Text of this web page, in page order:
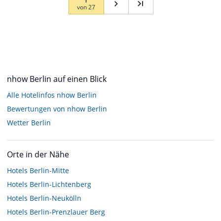
von27
nhow Berlin auf einen Blick
Alle Hotelinfos nhow Berlin
Bewertungen von nhow Berlin
Wetter Berlin
Orte in der Nähe
Hotels Berlin-Mitte
Hotels Berlin-Lichtenberg
Hotels Berlin-Neukölln
Hotels Berlin-Prenzlauer Berg